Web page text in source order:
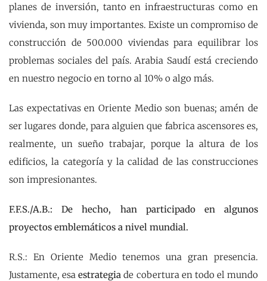
planes de inversión, tanto en infraestructuras como en
vivienda, son muy importantes. Existe un compromiso de
construcción de 500.000 viviendas para equilibrar los
problemas sociales del país. Arabia Saudí está creciendo
en nuestro negocio en torno al 10% o algo más.
Las expectativas en Oriente Medio son buenas; amén de
ser lugares donde, para alguien que fabrica ascensores es,
realmente, un sueño trabajar, porque la altura de los
edificios, la categoría y la calidad de las construcciones
son impresionantes.
F.F.S./A.B.: De hecho, han participado en algunos
proyectos emblemáticos a nivel mundial.
R.S.: En Oriente Medio tenemos una gran presencia.
Justamente, esaestrategia de cobertura en todo el mundo